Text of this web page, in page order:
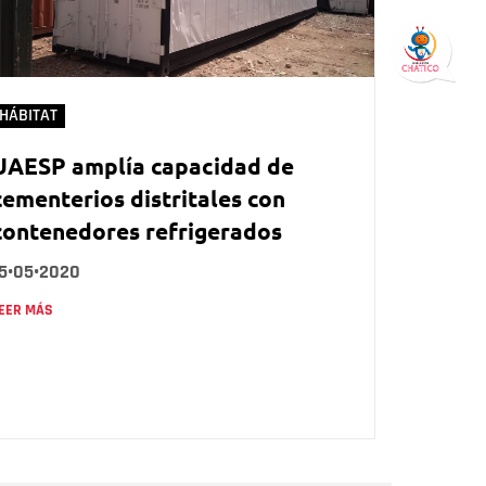
HÁBITAT
amplía capacidad de
distritales con
refrigerados
MÁS